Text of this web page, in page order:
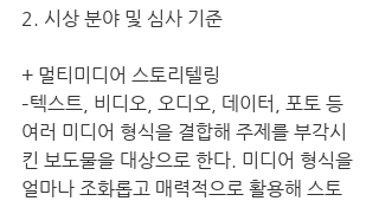
2. 시상 분야 및 심사 기준
+ 멀티미디어 스토리텔링
–텍스트, 비디오, 오디오, 데이터, 포토 등
여러 미디어 형식을 결합해 주제를 부각시
킨 보도물을 대상으로 한다. 미디어 형식을
얼마나 조화롭고 매력적으로 활용해 스토